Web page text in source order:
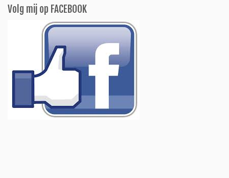
Volg mij op FACEBOOK